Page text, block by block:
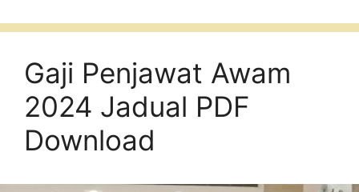
Gaji Penjawat Awam
2024 Jadual PDF
Download